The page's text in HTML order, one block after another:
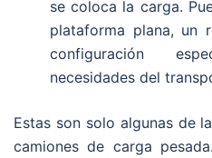
se coloca la carga.
plataforma plana, un
configuración
necesidades del
Estas son solo algunas de
camiones de carga